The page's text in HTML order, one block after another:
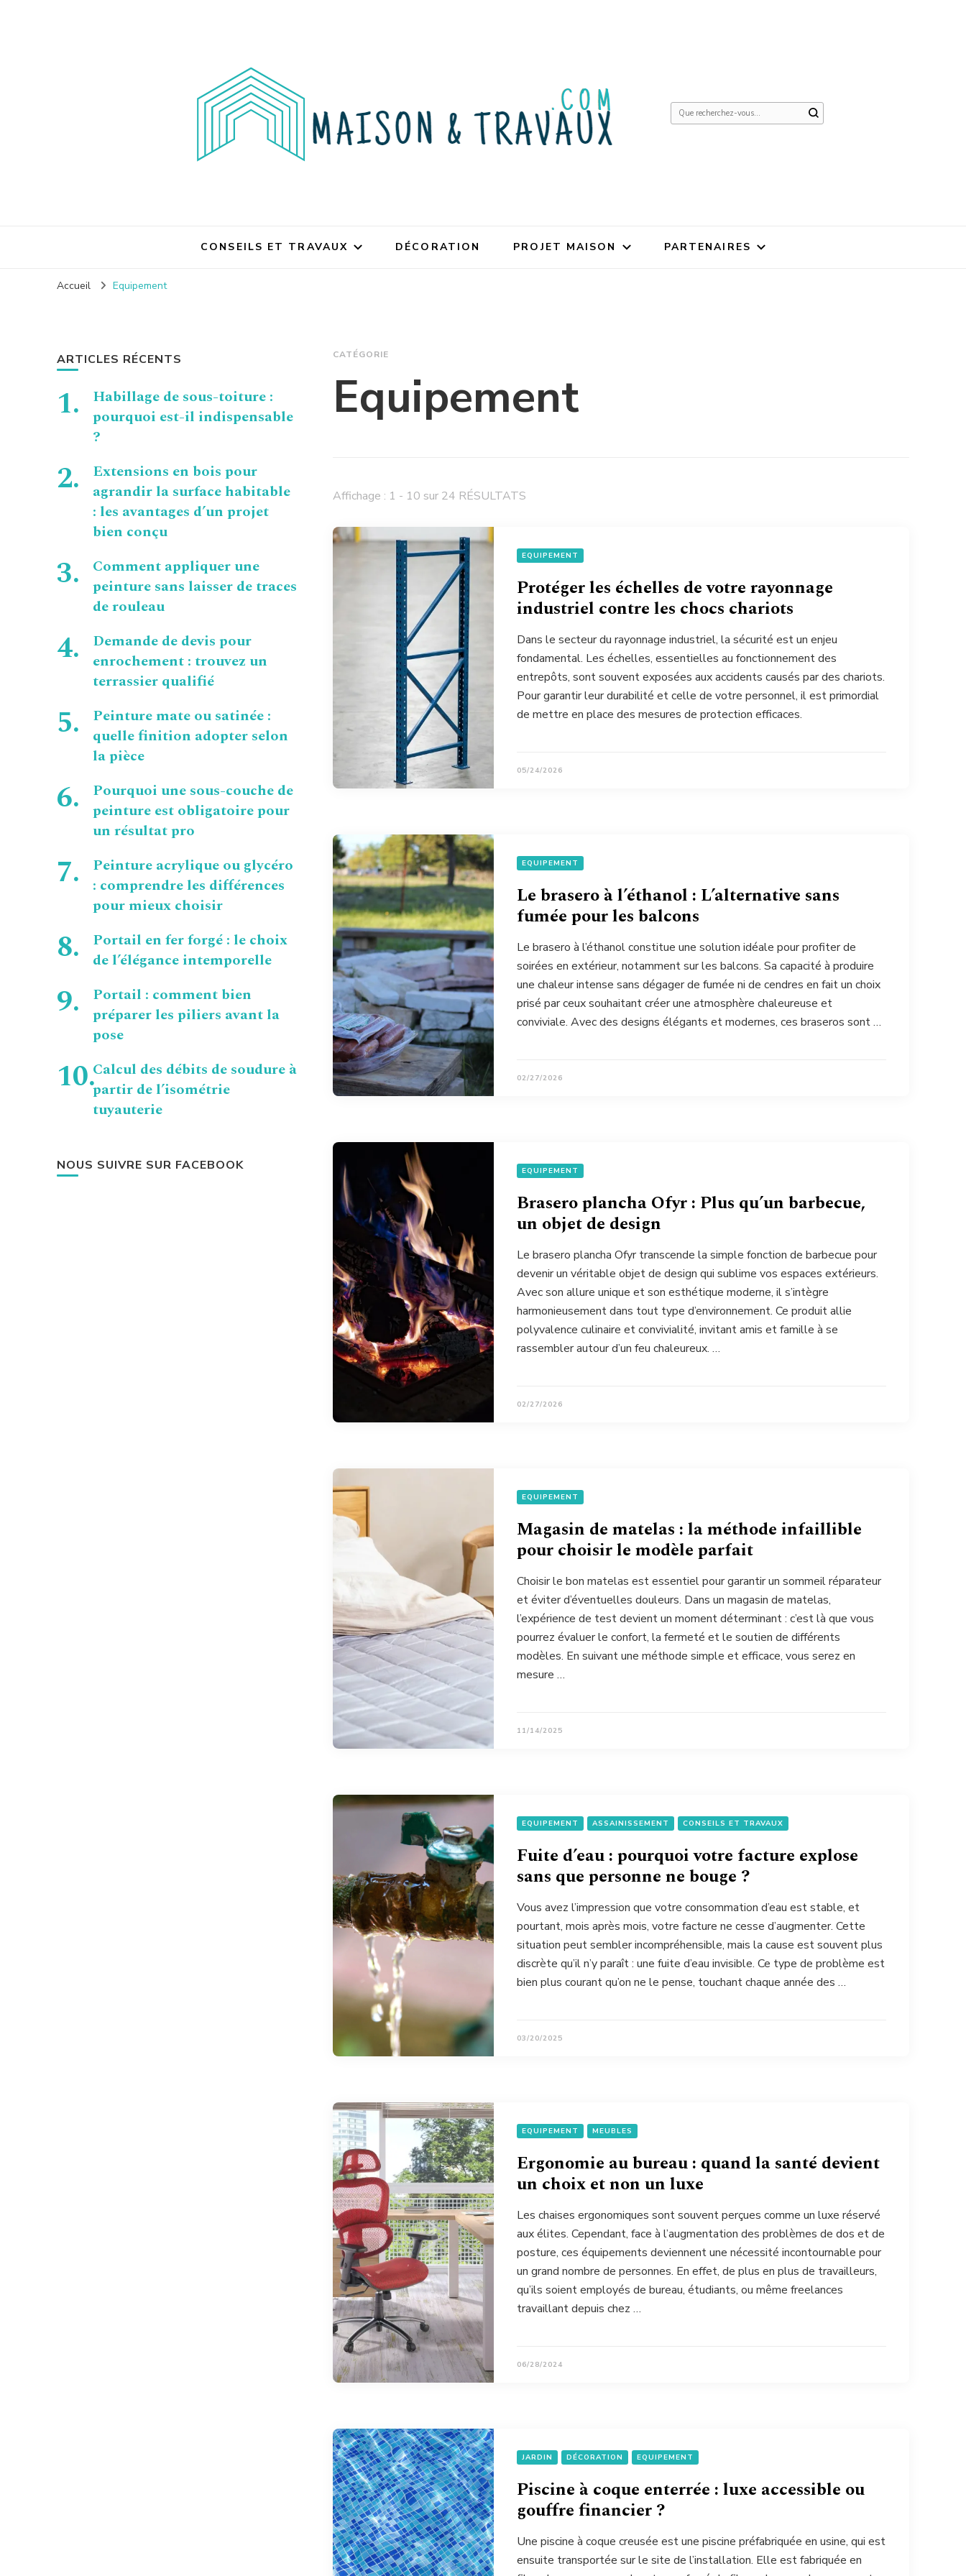
Vous
CONSEILS ET TRAVAUX DÉCORATION PROJET MAISON PARTENAIRES
Accueil Equipement
CATÉGORIE
Equipement
Affichage : 1 - 10 sur 24 RÉSULTATS
EQUIPEMENT
Protéger les échelles de votre rayonnage
industriel contre les chocs chariots
Dans le secteur du rayonnage industriel, la sécurité est un enjeu
fondamental. Les échelles, essentielles au fonctionnement des
entrepôts, sont souvent exposées aux accidents causés par des chariots.
Pour garantir leur durabilité et celle de votre personnel, il est primordial
de mettre en place des mesures de protection efficaces.
05/24/2026
EQUIPEMENT
Le brasero à l’éthanol : L’alternative sans
fumée pour les balcons
Le brasero à l’éthanol constitue une solution idéale pour profiter de
soirées en extérieur, notamment sur les balcons. Sa capacité à produire
une chaleur intense sans dégager de fumée ni de cendres en fait un choix
prisé par ceux souhaitant créer une atmosphère chaleureuse et
conviviale. Avec des designs élégants et modernes, ces braseros sont …
02/27/2026
EQUIPEMENT
Brasero plancha Ofyr : Plus qu’un barbecue,
un objet de design
Le brasero plancha Ofyr transcende la simple fonction de barbecue pour
devenir un véritable objet de design qui sublime vos espaces extérieurs.
Avec son allure unique et son esthétique moderne, il s’intègre
harmonieusement dans tout type d’environnement. Ce produit allie
polyvalence culinaire et convivialité, invitant amis et famille à se
rassembler autour d’un feu chaleureux. …
02/27/2026
EQUIPEMENT
Magasin de matelas : la méthode infaillible
pour choisir le modèle parfait
Choisir le bon matelas est essentiel pour garantir un sommeil réparateur
et éviter d’éventuelles douleurs. Dans un magasin de matelas,
l’expérience de test devient un moment déterminant : c’est là que vous
pourrez évaluer le confort, la fermeté et le soutien de différents
modèles. En suivant une méthode simple et efficace, vous serez en
mesure …
11/14/2025
EQUIPEMENT ASSAINISSEMENT CONSEILS ET TRAVAUX
Fuite d’eau : pourquoi votre facture explose
sans que personne ne bouge ?
Vous avez l’impression que votre consommation d’eau est stable, et
pourtant, mois après mois, votre facture ne cesse d’augmenter. Cette
situation peut sembler incompréhensible, mais la cause est souvent plus
discrète qu’il n’y paraît : une fuite d’eau invisible. Ce type de problème est
bien plus courant qu’on ne le pense, touchant chaque année des …
03/20/2025
EQUIPEMENT MEUBLES
Ergonomie au bureau : quand la santé devient
un choix et non un luxe
Les chaises ergonomiques sont souvent perçues comme un luxe réservé
aux élites. Cependant, face à l’augmentation des problèmes de dos et de
posture, ces équipements deviennent une nécessité incontournable pour
un grand nombre de personnes. En effet, de plus en plus de travailleurs,
qu’ils soient employés de bureau, étudiants, ou même freelances
travaillant depuis chez …
06/28/2024
JARDIN DÉCORATION EQUIPEMENT
Piscine à coque enterrée : luxe accessible ou
gouffre financier ?
Une piscine à coque creusée est une piscine préfabriquée en usine, qui est
ensuite transportée sur le site de l’installation. Elle est fabriquée en
ARTICLES RÉCENTS
Habillage de sous-toiture :
pourquoi est-il indispensable
?
Extensions en bois pour
agrandir la surface habitable
: les avantages d’un projet
bien conçu
Comment appliquer une
peinture sans laisser de traces
de rouleau
Demande de devis pour
enrochement : trouvez un
terrassier qualifié
Peinture mate ou satinée :
quelle finition adopter selon
la pièce
Pourquoi une sous-couche de
peinture est obligatoire pour
un résultat pro
Peinture acrylique ou glycéro
: comprendre les différences
pour mieux choisir
Portail en fer forgé : le choix
de l’élégance intemporelle
Portail : comment bien
préparer les piliers avant la
pose
Calcul des débits de soudure à
partir de l’isométrie
tuyauterie
NOUS SUIVRE SUR FACEBOOK